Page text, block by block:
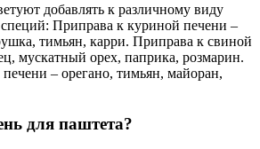
добавлять к различному виду
Приправа к куриной печени –
тимьян, карри. Приправа к свиной
мускатный орех, паприка, розмарин.
– орегано, тимьян, майоран,
для паштета?